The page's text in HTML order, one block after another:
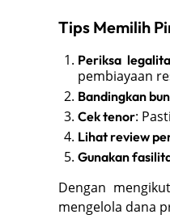
Tips Memilih
Periksa
pembiayaan
Bandingkan
Cek tenor:
Lihat review
Gunakan
Dengan
mengelola dana